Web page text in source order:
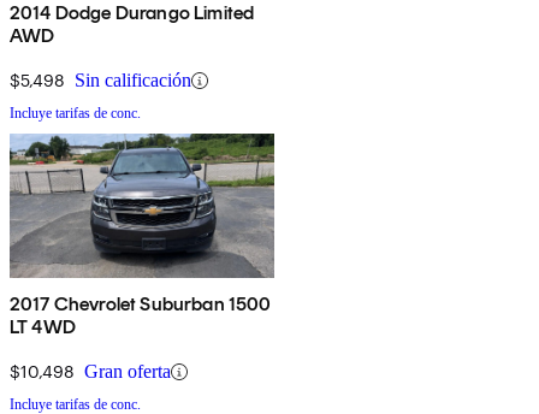
2014 Dodge Durango Limited
AWD
$5,498 Sin calificación
Incluye tarifas de conc.
2017 Chevrolet Suburban 1500
LT 4WD
$10,498 Gran oferta
Incluye tarifas de conc.